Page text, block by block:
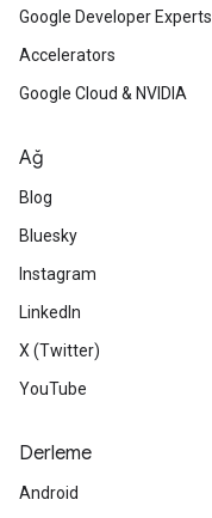
Google Developer Experts
Accelerators
Google Cloud & NVIDIA
Ağ
Blog
Bluesky
Instagram
LinkedIn
X (Twitter)
YouTube
Derleme
Android